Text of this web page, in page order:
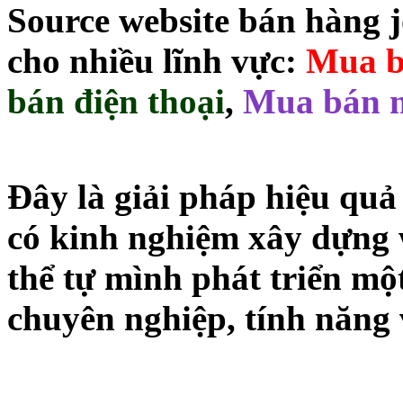
Source website bán
cho nhiều lĩnh vực: Mua
bán điện thoại, Mua bán
Đây là giải pháp hiệu
có kinh nghiệm xây dựng
thể tự mình phát triển
chuyên nghiệp, tính